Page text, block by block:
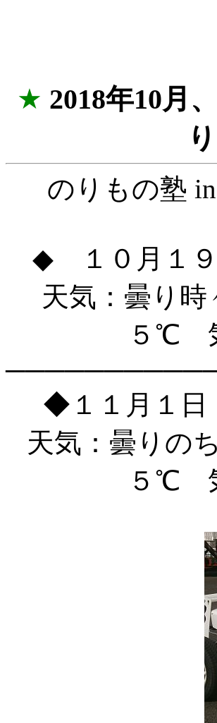
★ 2018年10月
のりもの塾
◆ １０月１９
天気：曇り
５℃
◆１１月１日
天気：曇りの
５℃